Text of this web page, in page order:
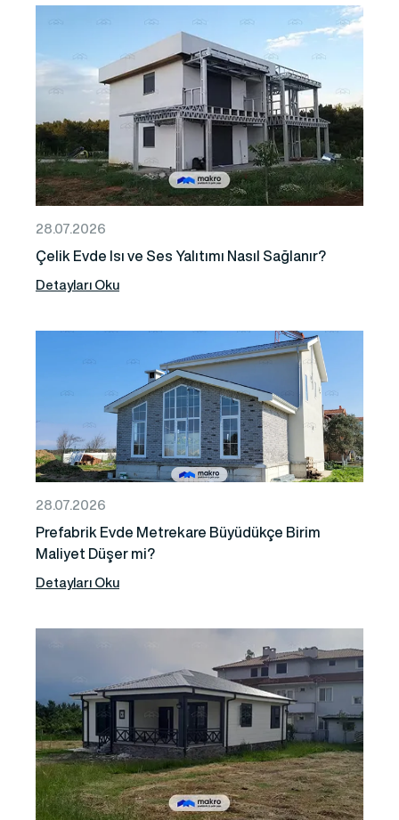
28.07.2026
Çelik Evde Isı ve Ses Yalıtımı Nasıl Sağlanır?
Detayları Oku
28.07.2026
Prefabrik Evde Metrekare Büyüdükçe Birim
Maliyet Düşer mi?
Detayları Oku